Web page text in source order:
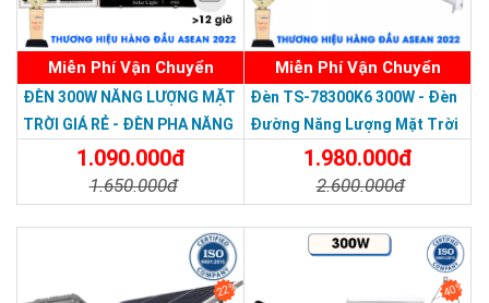
Thương hiệu dẫn đầu Việt Nam 2023
Miễn Phí Vận Chuyển
ĐÈN 300W NĂNG LƯỢNG MẶT
TRỜI GIÁ RẺ - ĐÈN PHA NĂNG
LƯỢNG MẶT TRỜI 300W MẪU
1.090.000đ
1.650.000đ
Miễn Phí Vận Chuyển
Đèn TS-78300K6 300W - Đèn
Đường Năng Lượng Mặt Trời
300W TS-78300K6 - Solar
Light 300W
1.980.000đ
2.600.000đ
22% 40%